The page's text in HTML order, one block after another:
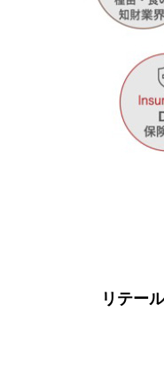
リテー